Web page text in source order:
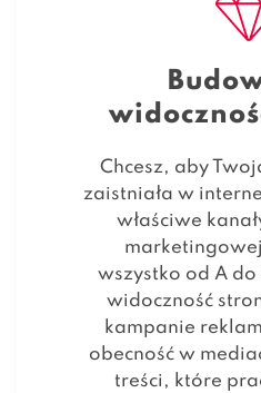
Chcesz, aby
zaistniała w
właściwe
wszystko od A
widoczność
kampanie
obecność w
treści, które